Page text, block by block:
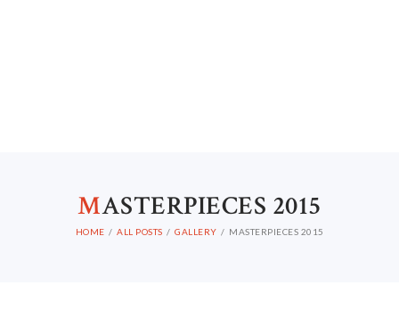
MASTERPIECES 2015
HOME ALL POSTS GALLERY MASTERPIECES 2015